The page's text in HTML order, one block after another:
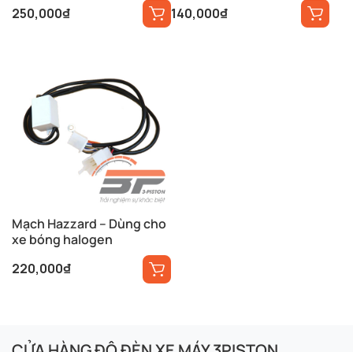
250,000₫
140,000₫
Mạch Hazzard – Dùng cho
xe bóng halogen
220,000₫